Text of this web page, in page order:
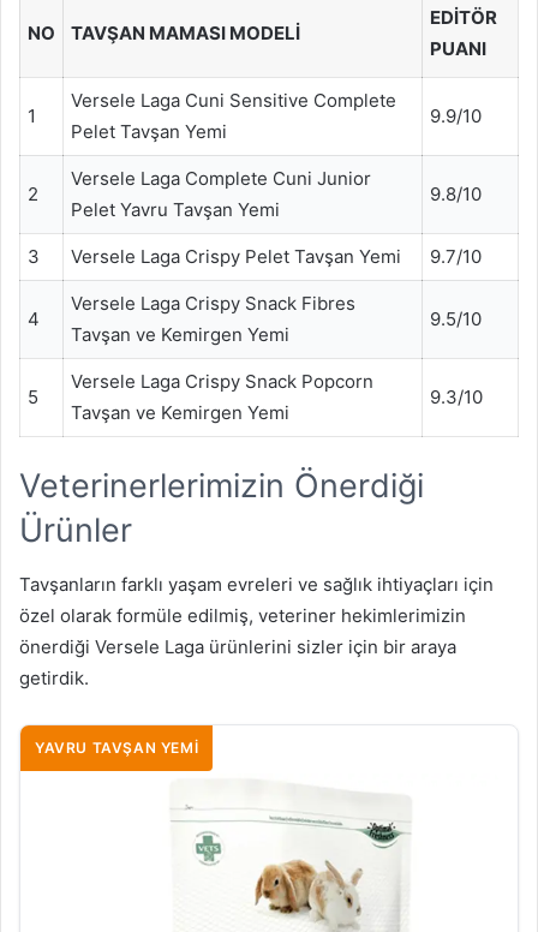
NO TAVŞAN MAMASI MODELI
EDITÖR
PUANI
1
Versele Laga Cuni Sensitive Complete
Pelet Tavşan Yemi
9.9/10
2
Versele Laga Complete Cuni Junior
Pelet Yavru Tavşan Yemi
9.8/10
3 Versele Laga Crispy Pelet Tavşan Yemi 9.7/10
4
Versele Laga Crispy Snack Fibres
Tavşan ve Kemirgen Yemi
9.5/10
5
Versele Laga Crispy Snack Popcorn
Tavşan ve Kemirgen Yemi
9.3/10
Veterinerlerimizin Önerdiği
Ürünler
Tavşanların farklı yaşam evreleri ve sağlık ihtiyaçları için
özel olarak formüle edilmiş, veteriner hekimlerimizin
önerdiği Versele Laga ürünlerini sizler için bir araya
getirdik.
YAVRU TAVŞAN YEMI